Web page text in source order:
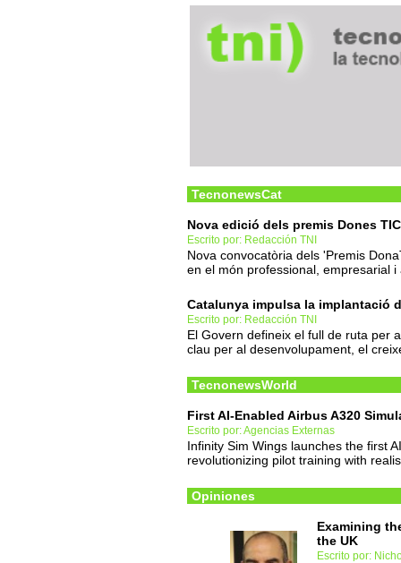
TecnonewsCat
Nova edició dels premis Dones TIC
Escrito por: Redacción TNI
Nova convocatòria dels 'Premis
en el món professional, empresarial
Catalunya impulsa la implantació
Escrito por: Redacción TNI
El Govern defineix el full de ruta per
clau per al desenvolupament, el
TecnonewsWorld
First AI-Enabled Airbus A320
Escrito por: Agencias Externas
Infinity Sim Wings launches the first
revolutionizing pilot training with
Opiniones
Examining
the UK
Escrito por: